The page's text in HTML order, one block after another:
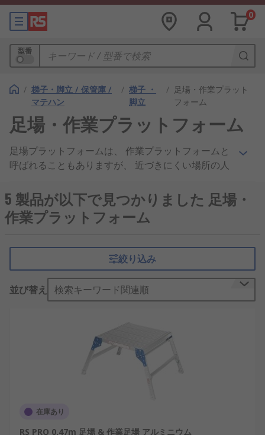
0
型番
/ 梯子・脚立 / 保管庫 /
マテハン
/ 梯子 ・
脚立
/ 足場・作業プラット
フォーム
足場・作業プラットフォーム
足場プラットフォームは、 作業プラットフォームと
呼ばれることもありますが、 近づきにくい場所の人
装置で、 通常は高所に設置します。 このタイプの
はしごは、 高所作業車 （ AWP ）や、 昇降作業台（
EWP ）と移動式昇降作業台とも呼ばれます。 一般
なアクセス用途に適しています。 作業台はシンプル
で、 標準化された表彰台ステップ式のものから、完
全オーダーメイドの革新的なプラットフォームまで
揃っています。
足場タワーおよび作業プラットフォームは、
屋内外での使用に適していて、 家庭または建
ンに収めるのに十分な軽で 移動可能な足場を
提供
5 製品が以下で見つかりました 足場・
作業プラットフォーム
絞り込み
並び替え 検索キーワード関連順
在庫あり
RS PRO 0.47m 足場 & 作業足場 アルミニウム